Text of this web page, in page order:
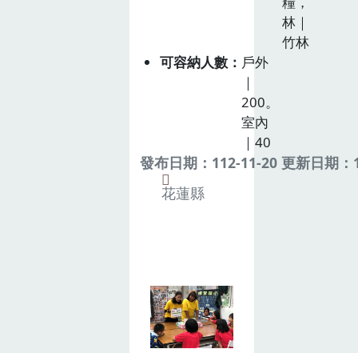
林｜
竹林
可容納人數
戶外
｜
200。
室內
｜40
發布日期：112-11-20 更新日期
花蓮縣